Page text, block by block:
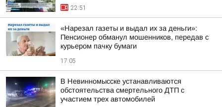
22:51
«Нарезал газеты и выдал их за деньги»:
Пенсионер обманул мошенников, передав с
курьером пачку бумаги
17:05
В Невинномысске устанавливаются
обстоятельства смертельного ДТП с
участием трех автомобилей